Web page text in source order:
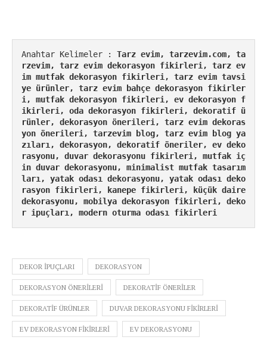
Anahtar Kelimeler : Tarz evim, tarzevim.com, ta
rzevim, tarz evim dekorasyon fikirleri, tarz ev
im mutfak dekorasyon fikirleri, tarz evim tavsi
ye ürünler, tarz evim bahçe dekorasyon fikirler
i, mutfak dekorasyon fikirleri, ev dekorasyon f
ikirleri, oda dekorasyon fikirleri, dekoratif ü
rünler, dekorasyon önerileri, tarz evim dekoras
yon önerileri, tarzevim blog, tarz evim blog ya
zıları, dekorasyon, dekoratif öneriler, ev deko
rasyonu, duvar dekorasyonu fikirleri, mutfak iç
in duvar dekorasyonu, minimalist mutfak tasarım
ları, yatak odası dekorasyonu, yatak odası deko
rasyon fikirleri, kanepe fikirleri, küçük daire
dekorasyonu, mobilya dekorasyon fikirleri, deko
r ipuçları, modern oturma odası fikirleri
DEKOR IPUÇLARI DEKORASYON
DEKORASYON ÖNERILERI DEKORATIF ÖNERILER
DEKORATIF ÜRÜNLER DUVAR DEKORASYONU FIKIRLERI
EV DEKORASYON FIKIRLERI EV DEKORASYONU